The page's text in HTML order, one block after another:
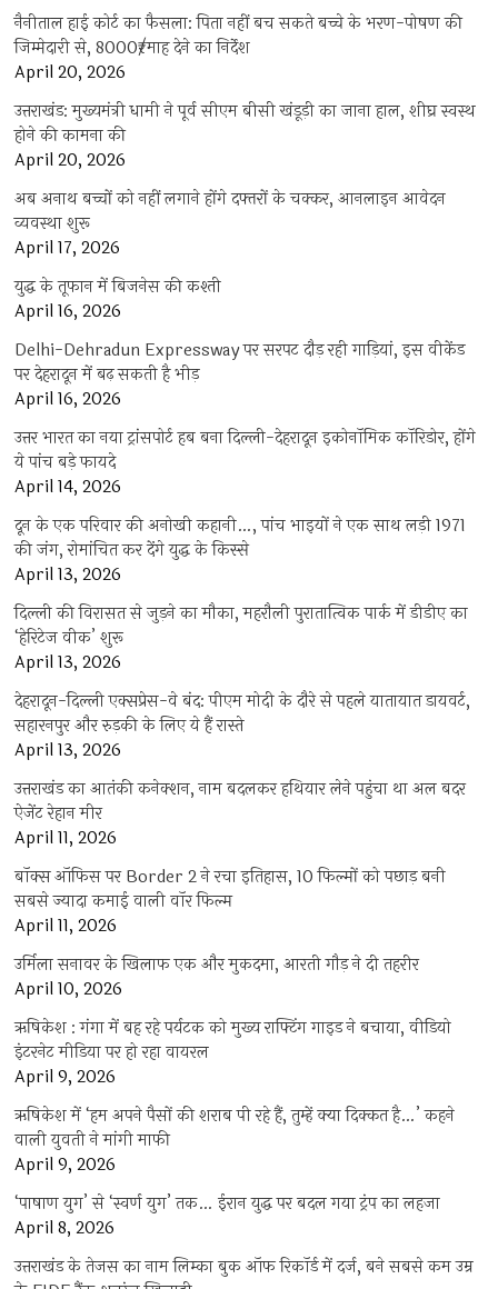
नैनीताल हाई कोर्ट का फैसला: पिता नहीं बच सकते बच्चे के भरण-पोषण की
जिम्मेदारी से, 8000₹/माह देने का निर्देश
April 20, 2026
उत्तराखंड: मुख्यमंत्री धामी ने पूर्व सीएम बीसी खंडूड़ी का जाना हाल, शीघ्र स्वस्थ
होने की कामना की
April 20, 2026
अब अनाथ बच्चों को नहीं लगाने होंगे दफ्तरों के चक्कर, आनलाइन आवेदन
व्यवस्था शुरू
April 17, 2026
युद्ध के तूफान में बिजनेस की कश्ती
April 16, 2026
Delhi-Dehradun Expressway पर सरपट दौड़ रही गाड़ियां, इस वीकेंड
पर देहरादून में बढ़ सकती है भीड़
April 16, 2026
उत्तर भारत का नया ट्रांसपोर्ट हब बना दिल्ली-देहरादून इकोनॉमिक कॉरिडोर, होंगे
ये पांच बड़े फायदे
April 14, 2026
दून के एक परिवार की अनोखी कहानी…, पांच भाइयों ने एक साथ लड़ी 1971
की जंग, रोमांचित कर देंगे युद्ध के किस्से
April 13, 2026
दिल्ली की विरासत से जुड़ने का मौका, महरौली पुरातात्विक पार्क में डीडीए का
‘हेरिटेज वीक’ शुरू
April 13, 2026
देहरादून-दिल्ली एक्सप्रेस-वे बंद: पीएम मोदी के दौरे से पहले यातायात डायवर्ट,
सहारनपुर और रुड़की के लिए ये हैं रास्ते
April 13, 2026
उत्तराखंड का आतंकी कनेक्शन, नाम बदलकर हथियार लेने पहुंचा था अल बदर
ऐजेंट रेहान मीर
April 11, 2026
बॉक्स ऑफिस पर Border 2 ने रचा इतिहास, 10 फिल्मों को पछाड़ बनी
सबसे ज्यादा कमाई वाली वॉर फिल्म
April 11, 2026
उर्मिला सनावर के खिलाफ एक और मुकदमा, आरती गौड़ ने दी तहरीर
April 10, 2026
ऋषिकेश : गंगा में बह रहे पर्यटक को मुख्य राफ्टिंग गाइड ने बचाया, वीडियो
इंटरनेट मीडिया पर हो रहा वायरल
April 9, 2026
ऋषिकेश में ‘हम अपने पैसों की शराब पी रहे हैं, तुम्हें क्या दिक्कत है…’ कहने
वाली युवती ने मांगी माफी
April 9, 2026
‘पाषाण युग’ से ‘स्वर्ण युग’ तक… ईरान युद्ध पर बदल गया ट्रंप का लहजा
April 8, 2026
उत्तराखंड के तेजस का नाम लिम्का बुक ऑफ रिकॉर्ड में दर्ज, बने सबसे कम उम्र